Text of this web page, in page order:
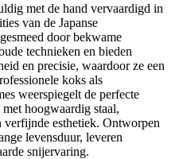
met de hand vervaardigd in
van de Japanse
door bekwame
technieken en bieden
en precisie, waardoor ze een
koks als
weerspiegelt de perfecte
hoogwaardig staal,
esthetiek. Ontworpen
levensduur, leveren
snijervaring.